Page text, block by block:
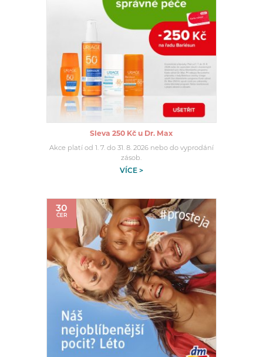
Sleva 250 Kč u Dr. Max
Akce platí od 1. 7. do 31. 8. 2026 nebo do vyprodání
zásob.
VÍCE >
30
ČER